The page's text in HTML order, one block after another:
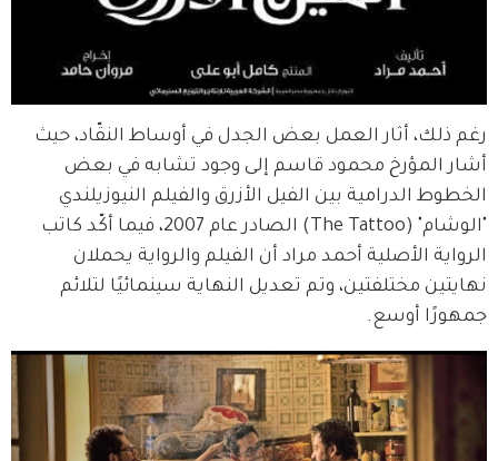
رغم ذلك، أثار العمل بعض الجدل في أوساط النقّاد، حيث
أشار المؤرخ محمود قاسم إلى وجود تشابه في بعض
الخطوط الدرامية بين الفيل الأزرق والفيلم النيوزيلندي
"الوشام" (The Tattoo) الصادر عام 2007، فيما أكّد كاتب
الرواية الأصلية أحمد مراد أن الفيلم والرواية يحملان
نهايتين مختلفتين، وتم تعديل النهاية سينمائيًا لتلائم
جمهورًا أوسع.